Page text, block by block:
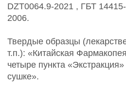
DZT0064.9-2021 , ГБТ
2006.
Твердые образцы
т.п.): «Китайская
четыре пункта
сушке».